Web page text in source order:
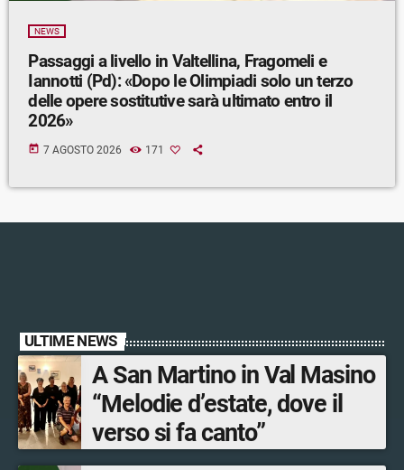
NEWS
Passaggi a livello in Valtellina, Fragomeli e
Iannotti (Pd): «Dopo le Olimpiadi solo un terzo
delle opere sostitutive sarà ultimato entro il
2026»
today 7 AGOSTO 2026 171
ULTIME NEWS
A San Martino in Val Masino
“Melodie d’estate, dove il
verso si fa canto”